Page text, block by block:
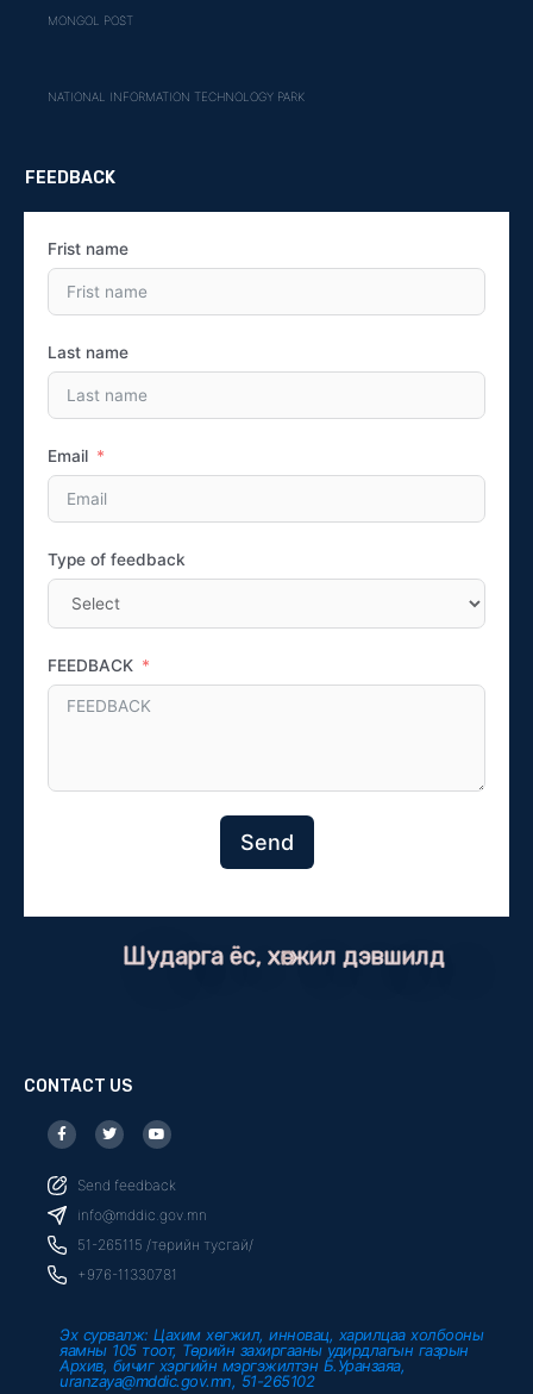
MONGOL POST
NATIONAL INFORMATION TECHNOLOGY PARK
FEEDBACK
Frist name
Last name
Email
Type of feedback
FEEDBACK
Send
Шударга ёс, хөгжил дэвшилд
CONTACT US
F
a
c
b
o
o
k
f
T
w
i
t
e
r
Y
o
u
u
b
e
Send feedback
info@mddic.gov.mn
51-265115 /төрийн тусгай/
+976-11330781
Эх сурвалж: Цахим хөгжил, инновац, харилцаа холбооны
яамны 105 тоот, Төрийн захиргааны удирдлагын газрын
Архив, бичиг хэргийн мэргэжилтэн Б.Уранзаяа,
uranzaya@mddic.gov.mn, 51-265102